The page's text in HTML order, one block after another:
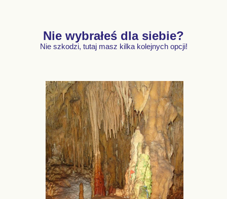
Nie wybrałeś dla siebie?
Nie szkodzi, tutaj masz kilka kolejnych opcji!